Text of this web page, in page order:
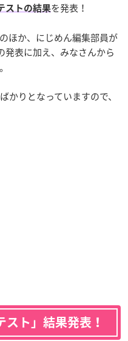
ストの結果を発表！
ほか、にじめん編集部員が
発表に加え、みなさんから
かりとなっていますので、
スト」結果発表！